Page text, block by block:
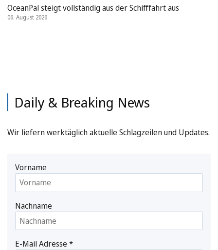
OceanPal steigt vollständig aus der Schifffahrt aus
06. August 2026
Daily & Breaking News
Wir liefern werktäglich aktuelle Schlagzeilen und Updates.
Vorname
Nachname
E-Mail Adresse*